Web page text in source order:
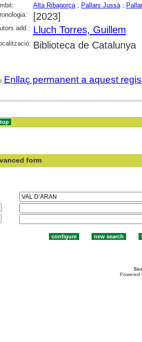
Alta Ribagorça; Pallars Jussà;
[2023]
add.: Lluch Torres, Guillem
Biblioteca de Catalunya
Enllaç permanent a aquest
form